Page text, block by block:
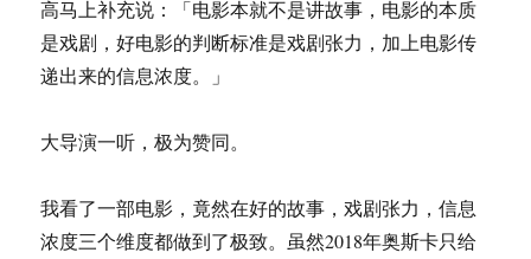
高马上补充说：「电影本就不是讲故事，电影的本质
是戏剧，好电影的判断标准是戏剧张力，加上电影传
递出来的信息浓度。」
大导演一听，极为赞同。
我看了一部电影，竟然在好的故事，戏剧张力，信息
浓度三个维度都做到了极致。虽然2018年奥斯卡只给